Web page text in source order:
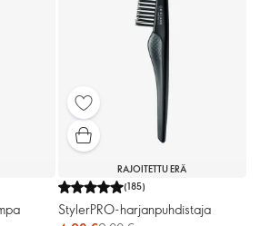
RAJOITETTU ERÄ
(185)
StylerPRO-harjanpuhdistaja